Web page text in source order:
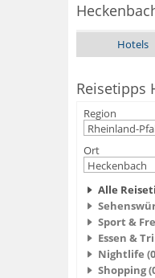
Hotels
Reisetipps
Region
Ort
Alle
Sport &
Essen &
Nightlife
Shopping